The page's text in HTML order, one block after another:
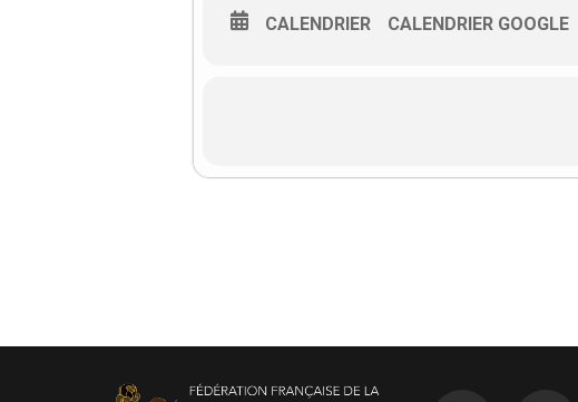
CALENDRIER CALENDRIER GOOGLE